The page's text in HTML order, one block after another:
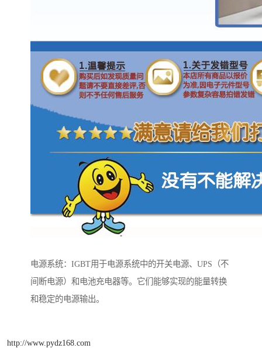
电源系统：IGBT用于电源系统中的开关电源、UPS（不
间断电源）和电池充电器等。它们能够实现的能量转换
和稳定的电源输出。
http://www.pydz168.com